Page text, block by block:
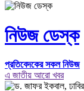
নিউজ ডেস্ক
প্রতিবেদকের সকল নিউজ
এ জাতীয় আরো খবর